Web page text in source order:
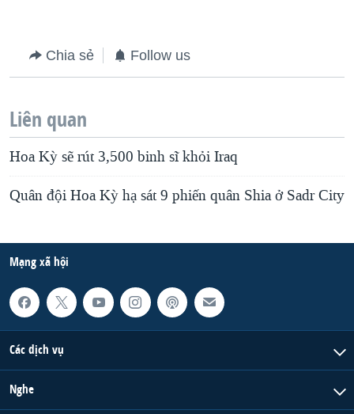
Chia sẻ Follow us
Liên quan
Hoa Kỳ sẽ rút 3,500 binh sĩ khỏi Iraq
Quân đội Hoa Kỳ hạ sát 9 phiến quân Shia ở Sadr City
Mạng xã hội
Các dịch vụ
Nghe